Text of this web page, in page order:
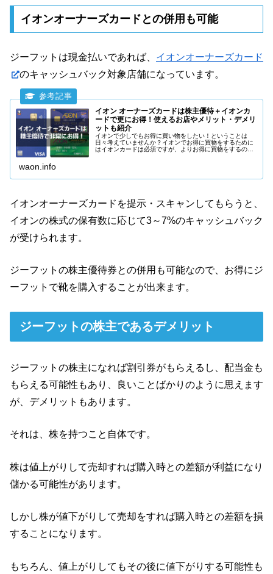
イオンオーナーズカードとの併用も可能
ジーフットは現金払いであれば、 イオンオーナーズカード
のキャッシュバック対象店舗になっています。
イオン オーナーズカードは株主優待＋イオンカ
ードで更にお得！使えるお店やメリット・デメリ
ットも紹介
イオンで少しでもお得に買い物をしたい！ということは
日々考えていませんか？イオンでお得に買物をするために
はイオンカードは必須ですが、よりお得に買物をするのな
waon.info
イオンオーナーズカードを提示・スキャンしてもらうと、
イオンの株式の保有数に応じて3～7%のキャッシュバック
が受けられます。
ジーフットの株主優待券との併用も可能なので、お得にジ
ーフットで靴を購入することが出来ます。
ジーフットの株主であるデメリット
ジーフットの株主になれば割引券がもらえるし、配当金も
もらえる可能性もあり、良いことばかりのように思えます
が、デメリットもあります。
それは、株を持つこと自体です。
株は値上がりして売却すれば購入時との差額が利益になり
儲かる可能性があります。
しかし株が値下がりして売却をすれば購入時との差額を損
することになります。
もちろん、値上がりしてもその後に値下がりする可能性も